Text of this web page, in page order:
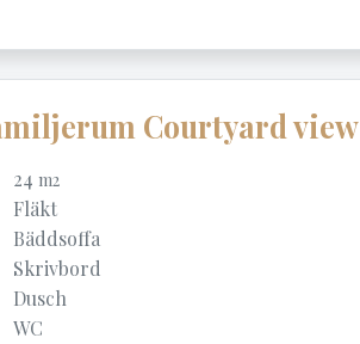
Courtyard view
24 m2
Fläkt
Bäddsoffa
Skrivbord
Dusch
WC